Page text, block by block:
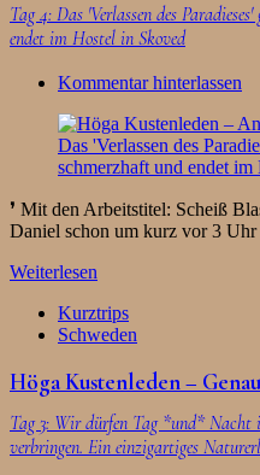
Tag 4: Das 'Verlassen des
endet im Hostel in Skoved
Kommentar hinterlassen
❜ Mit den Arbeitstitel: Scheiß
Daniel schon um kurz vor 3
Weiterlesen
Kurztrips
Schweden
Höga Kustenleden –
Tag 3: Wir dürfen Tag *und* Nacht
verbringen. Ein einzigartiges